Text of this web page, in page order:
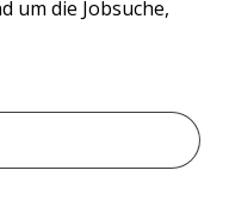
um die Jobsuche,